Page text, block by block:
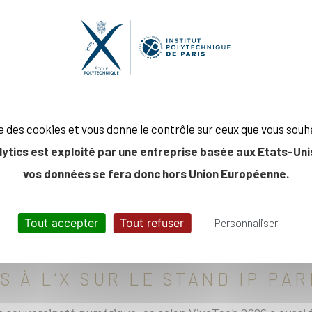
Salon VivaTech, le plus grand salon européen de
avaient vu les choses en grand et le succès a été au
juin à Paris, Porte de Versailles, a réuni plus de 450
m2 de surfaces d’exposition, 40 de plus que l’année
À L’X SUR LE STAND IP
des cookies et vous donne le contrôle sur ceux que vous
est exploité par une entreprise basée aux Etats-
vos données se fera donc hors Union Européenne.
Tout accepter Tout refuser Personnaliser